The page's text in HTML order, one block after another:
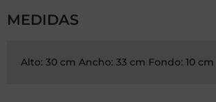
MEDIDAS
Alto: 30 cm Ancho: 33 cm Fondo: 10 cm